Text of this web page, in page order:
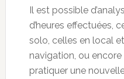
Il est possible
d’heures effectuées,
solo, celles en local
navigation, ou
pratiquer une